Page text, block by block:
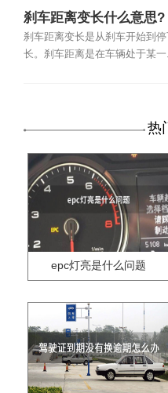
刹车距离变长什么意思?
刹车距离变长是从刹车开始到
长。刹车距离是在车辆处于某
热
epc灯亮是什么问题